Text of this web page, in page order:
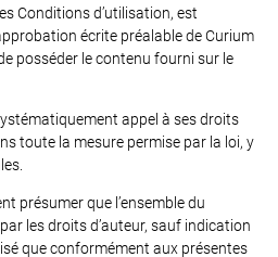
Conditions d’utilisation, est
écrite préalable de Curium
posséder le contenu fourni sur le
appel à ses droits
toute la mesure permise par la loi, y
présumer que l’ensemble du
les droits d’auteur, sauf indication
que conformément aux présentes